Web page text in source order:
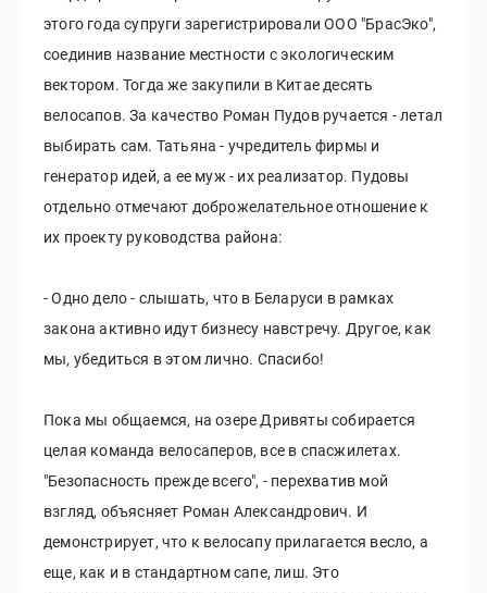
этого года супруги зарегистрировали ООО "БрасЭко",
соединив название местности с экологическим
вектором. Тогда же закупили в Китае десять
велосапов. За качество Роман Пудов ручается - летал
выбирать сам. Татьяна - учредитель фирмы и
генератор идей, а ее муж - их реализатор. Пудовы
отдельно отмечают доброжелательное отношение к
их проекту руководства района:
- Одно дело - слышать, что в Беларуси в рамках
закона активно идут бизнесу навстречу. Другое, как
мы, убедиться в этом лично. Спасибо!
Пока мы общаемся, на озере Дривяты собирается
целая команда велосаперов, все в спасжилетах.
"Безопасность прежде всего", - перехватив мой
взгляд, объясняет Роман Александрович. И
демонстрирует, что к велосапу прилагается весло, а
еще, как и в стандартном сапе, лиш. Это